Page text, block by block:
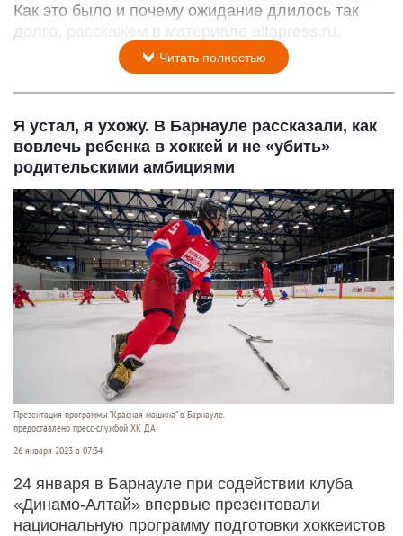
Как это было и почему ожидание длилось так
долго, расскажем в материале altapress.ru.
Читать полностью
Я устал, я ухожу. В Барнауле рассказали, как
вовлечь ребенка в хоккей и не «убить»
родительскими амбициями
Презентация программы "Красная машина" в Барнауле.
предоставлено пресс-службой ХК ДА
26 января 2023 в 07:34
24 января в Барнауле при содействии клуба
«Динамо-Алтай» впервые презентовали
национальную программу подготовки хоккеистов